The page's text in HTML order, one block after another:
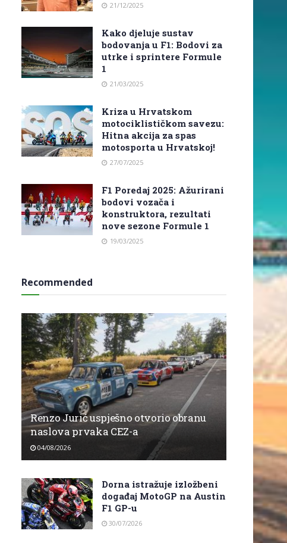
21/12/2025
Kako djeluje sustav
bodovanja u F1: Bodovi za
utrke i sprintere Formule
1
21/03/2025
Kriza u Hrvatskom
motociklističkom savezu:
Hitna akcija za spas
motosporta u Hrvatskoj!
27/07/2025
F1 Poredaj 2025: Ažurirani
bodovi vozača i
konstruktora, rezultati
nove sezone Formule 1
19/03/2025
Recommended
Renzo Jurić uspješno otvorio obranu
naslova prvaka CEZ-a
04/08/2026
Dorna istražuje izložbeni
događaj MotoGP na Austin
F1 GP-u
30/07/2026